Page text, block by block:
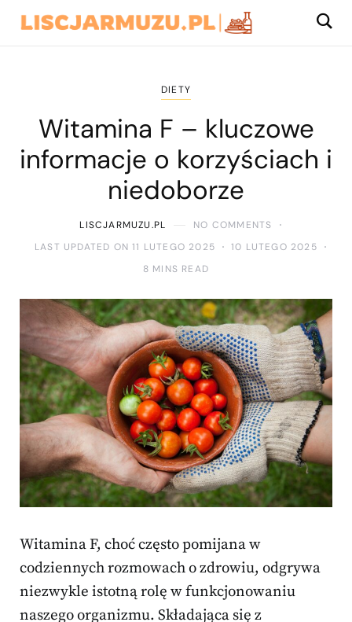
DIETY
Witamina F – kluczowe
informacje o korzyściach i
niedoborze
LISCJARMUZU.PL
NO COMMENTS
LAST UPDATED ON 11 LUTEGO 2025
10 LUTEGO 2025
8 MINS READ
Witamina F, choć często pomijana w
codziennych rozmowach o zdrowiu, odgrywa
niezwykle istotną rolę w funkcjonowaniu
naszego organizmu. Składająca się z